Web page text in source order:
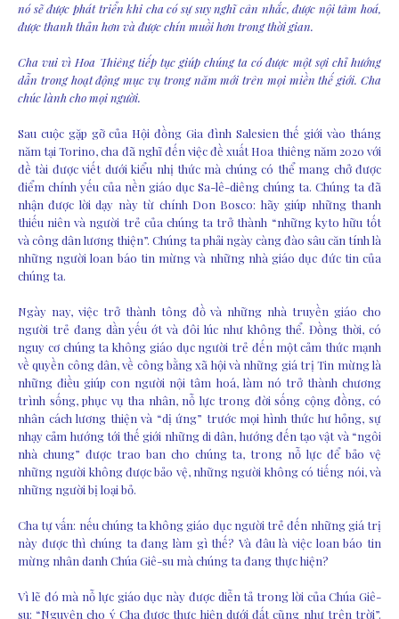
nó sẽ được phát triển khi cha có sự suy nghĩ cân nhắc, được nội tâm hoá,
được thanh thản hơn và được chín muồi hơn trong thời gian.
Cha vui vì Hoa Thiêng tiếp tục giúp chúng ta có được một sợi chỉ hướng
dẫn trong hoạt động mục vụ trong năm mới trên mọi miền thế giới. Cha
chúc lành cho mọi người.
Sau cuộc gặp gỡ của Hội đồng Gia đình Salesien thế giới vào tháng
năm tại Torino, cha đã nghĩ đến việc đề xuất Hoa thiêng năm 2020 với
đề tài được viết dưới kiểu nhị thức mà chúng có thể mang chở được
điểm chính yếu của nền giáo dục Sa-lê-diêng chúng ta. Chúng ta đã
nhận được lời dạy này từ chính Don Bosco: hãy giúp những thanh
thiếu niên và người trẻ của chúng ta trở thành “những kyto hữu tốt
và công dân lương thiện”. Chúng ta phải ngày càng đào sâu căn tính là
những người loan báo tin mừng và những nhà giáo dục đức tin của
chúng ta.
Ngày nay, việc trở thành tông đồ và những nhà truyền giáo cho
người trẻ đang dần yếu ớt và đôi lúc như không thể. Đồng thời, có
nguy cơ chúng ta không giáo dục người trẻ đến một cảm thức mạnh
về quyền công dân, về công bằng xã hội và những giá trị Tin mừng là
những điều giúp con người nội tâm hoá, làm nó trở thành chương
trình sống, phục vụ tha nhân, nỗ lực trong đời sống cộng đồng, có
nhân cách lương thiện và “dị ứng” trước mọi hình thức hư hỏng, sự
nhạy cảm hướng tới thế giới những di dân, hướng đến tạo vật và “ngôi
nhà chung” được trao ban cho chúng ta, trong nỗ lực để bảo vệ
những người không được bảo vệ, những người không có tiếng nói, và
những người bị loại bỏ.
Cha tự vấn: nếu chúng ta không giáo dục người trẻ đến những giá trị
này được thì chúng ta đang làm gì thế? Và đâu là việc loan báo tin
mừng nhân danh Chúa Giê-su mà chúng ta đang thực hiện?
Vì lẽ đó mà nỗ lực giáo dục này được diễn tả trong lời của Chúa Giê-
su: “Nguyện cho ý Cha được thực hiện dưới đất cũng như trên trời”.